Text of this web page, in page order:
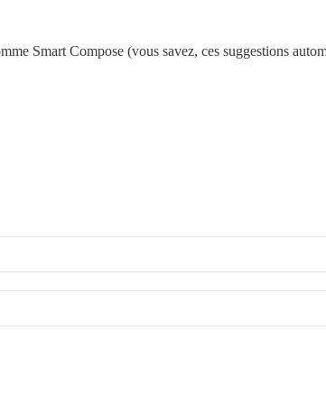
Smart Compose (vous savez, ces suggestions